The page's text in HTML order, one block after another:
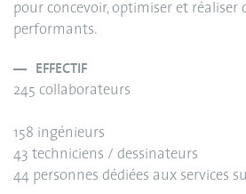
pour concevoir, optimiser et réaliser
performants.
EFFECTIF
245 collaborateurs
158 ingénieurs
43 techniciens / dessinateurs
44 personnes dédiées aux services